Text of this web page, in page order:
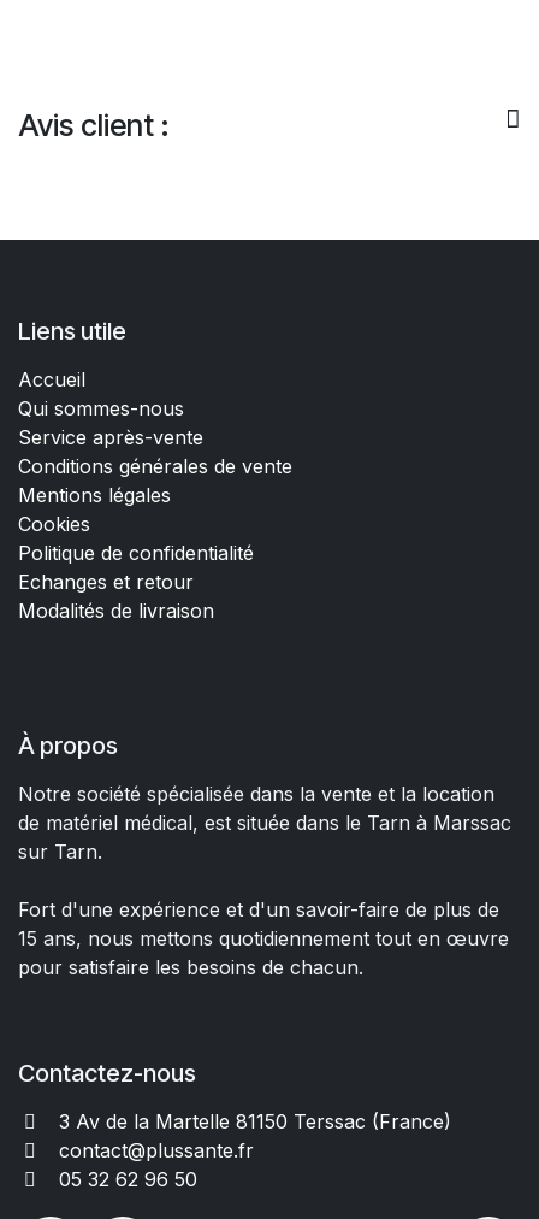
Avis client :
Liens utile
Accueil
Qui sommes-nous
Service après-vente
Conditions générales de vente
Mentions légales
Cookies
Politique de confidentialité
Echanges et retour
Modalités de livraison
À propos
Notre société spécialisée dans la vente et la location
de matériel médical, est située dans le Tarn à Marssac
sur Tarn.
Fort d'une expérience et d'un savoir-faire de plus de
15 ans, nous mettons quotidiennement tout en œuvre
pour satisfaire les besoins de chacun.
Contactez-nous
3 Av de la Martelle 81150 Terssac (France)
contact@plussante.fr
05 32 62 96 50